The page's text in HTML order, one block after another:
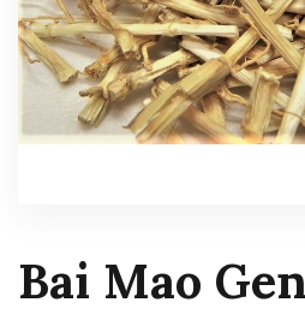
Bai Mao